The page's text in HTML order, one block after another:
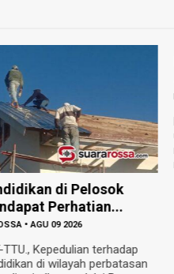
di Pelosok
Perhatian...
•AGU 09 2026
TTU., Kepedulian terhadap
di wilayah perbatasan